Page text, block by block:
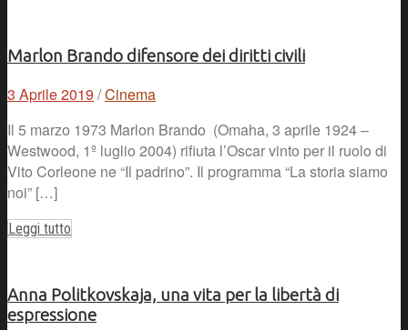
Marlon Brando difensore dei diritti civili
3 Aprile 2019 /Cinema
Il 5 marzo 1973 Marlon Brando (Omaha, 3 aprile 1924 –
Westwood, 1º luglio 2004) rifiuta l’Oscar vinto per il ruolo di
Vito Corleone ne “Il padrino”. Il programma “La storia siamo
noi” […]
Leggi tutto
Anna Politkovskaja, una vita per la libertà di
espressione